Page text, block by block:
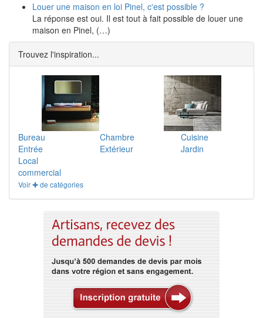
Louer une maison en loi Pinel, c'est possible ?
La réponse est oui. Il est tout à fait possible de louer une
maison en Pinel, (…)
Trouvez l'inspiration...
Bureau Chambre
Cuisine
Entrée
Extérieur
Jardin
Local
commercial
Voir ✚ de catégories